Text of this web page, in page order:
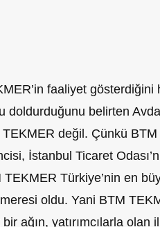
faaliyet gösterdiğini
doldurduğunu belirten
değil. Çünkü BTM
İstanbul Ticaret
Türkiye’nin en
oldu. Yani BTM
ağın, yatırımcılarla olan